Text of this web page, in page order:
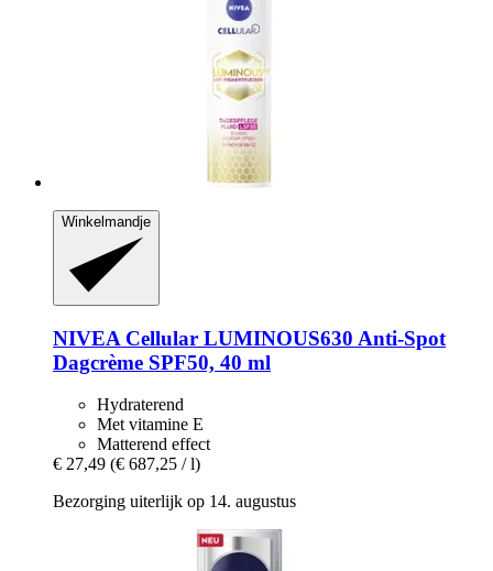
Winkelmandje
NIVEA Cellular LUMINOUS630 Anti-​Spot
Dagcrème SPF50, 40 ml
Hydraterend
Met vitamine E
Matterend effect
€ 27,49 (€ 687,25 / l)
Bezorging uiterlijk op 14. augustus